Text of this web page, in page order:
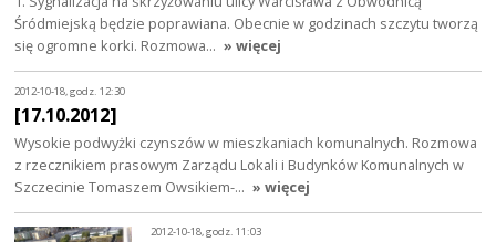
Śródmiejską będzie poprawiana. Obecnie w godzinach szczytu tworzą
się ogromne korki. Rozmowa… » więcej
2012-10-18, godz. 12:30
[17.10.2012]
Wysokie podwyżki czynszów w mieszkaniach komunalnych. Rozmowa
z rzecznikiem prasowym Zarządu Lokali i Budynków Komunalnych w
Szczecinie Tomaszem Owsikiem-… » więcej
2012-10-18, godz. 11:03